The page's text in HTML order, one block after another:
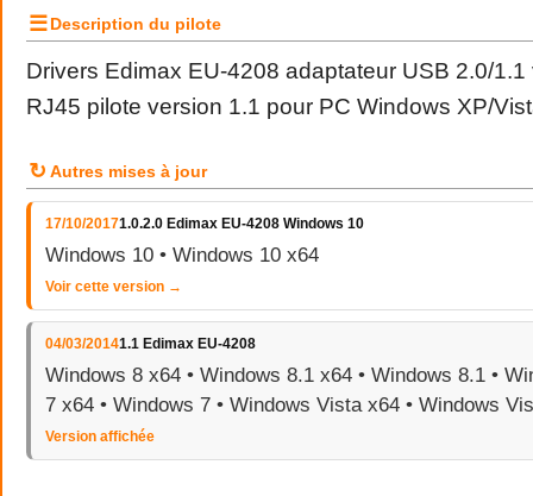
☰Description du pilote
Drivers Edimax EU-4208 adaptateur USB 2.0/
RJ45 pilote version 1.1 pour PC Windows XP/
↻ Autres mises à jour
17/10/20171.0.2.0 Edimax EU-4208 Windows 10
Windows 10 • Windows 10 x64
Voir cette version →
04/03/20141.1 Edimax EU-4208
Windows 8 x64 • Windows 8.1 x64 • Windows 8.1 •
7 x64 • Windows 7 • Windows Vista x64 • Windows
Version affichée